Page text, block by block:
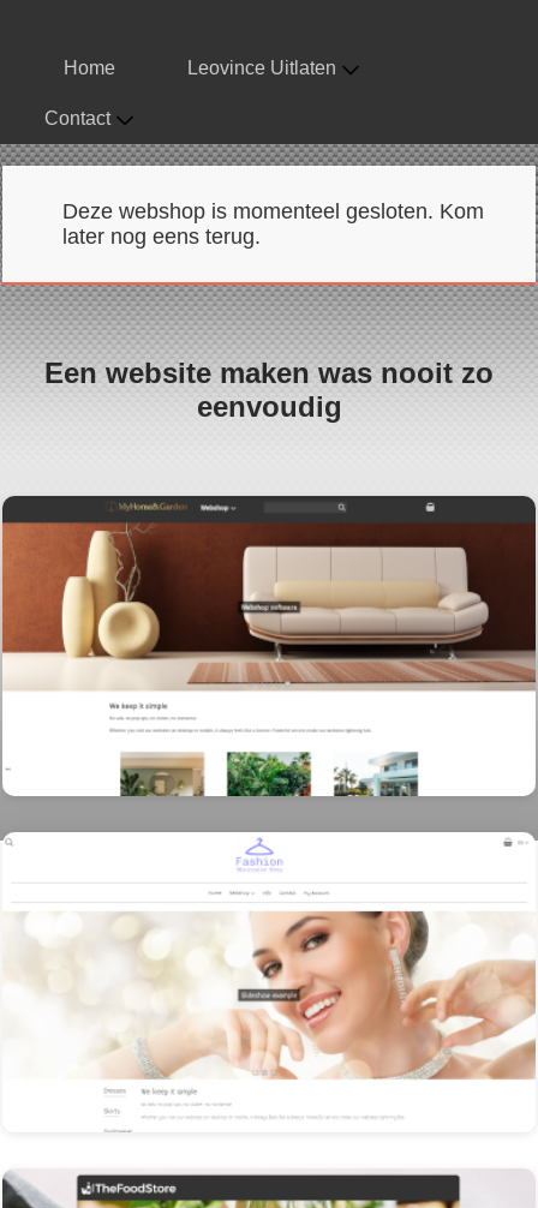
Home Leovince Uitlaten
Contact
Deze webshop is momenteel gesloten. Kom
later nog eens terug.
Een website maken was nooit zo
eenvoudig